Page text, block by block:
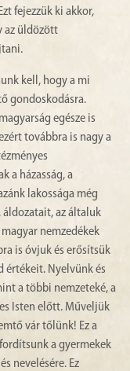
fejezzük ki akkor,
az üldözött
kell, hogy a mi
gondoskodásra.
egésze is
továbbra is nagy a
a házasság, a
lakossága még
az általuk
nemzedékek
is óvjuk és erősítsük
értékeit. Nyelvünk és
a többi nemzeteké, a
Isten előtt. Műveljük
vár tőlünk! Ez a
a gyermekek
nevelésére. Ez